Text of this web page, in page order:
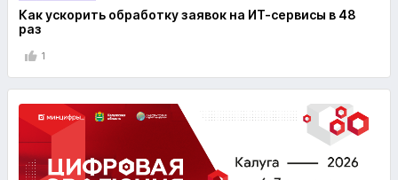
Как ускорить обработку заявок на ИТ-сервисы в 48
раз
1